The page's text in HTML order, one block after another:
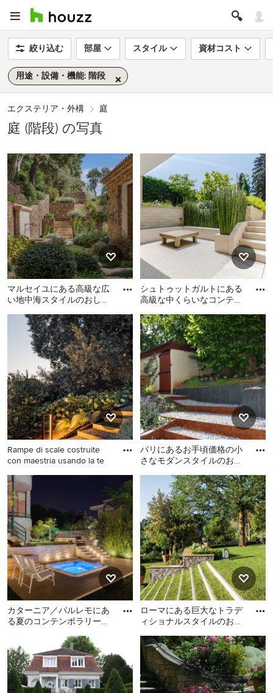
絞り込む 部屋 スタイル 資材コスト
用途・設備・機能: 階段
エクステリア・外構 庭
庭 (階段) の写真
マルセイユにある高級な広
い地中海スタイルのおしゃ
マルセイユにある高級な広
い地中海スタイルのおしゃ
れな裏庭 (階段) の写真
シュトゥットガルトにある
高級な中くらいなコンテン
れな横庭 (天然石敷き、階
段
シュトゥットガルトにある
高級な中くらいなコンテン
ポラリースタイルのおしゃ
れな横庭 (天然石敷き、階段)
の写真
Rampe di scale costruite
con maestria usando la te
他の地域にあるラグジュア
リーな中くらいな、夏のコ
ンテンポラリースタイルの
おしゃれな玄関アプローチ
(半日向、傾斜地、砂利舗
装、金属フェンス、階段) の
写真
パリにあるお手頃価格の小
さなモダンスタイルのおし
砂利舗装、石フェンス) の
パリにあるお手頃価格の小
さなモダンスタイルのおし
ゃれな庭 (階段、傾斜地、砂
利舗装、石フェンス) の写真
カターニア／パルレモにあ
る夏のコンテンポラリース
(階段、天然石敷き) の写真
カターニア／パルレモにあ
る夏のコンテンポラリース
タイルのおしゃれな裏庭 (階
段、天然石敷き) の写真
ローマにある巨大なトラデ
ィショナルスタイルのおし
段) の写真
ローマにある巨大なトラデ
ィショナルスタイルのおし
ゃれな庭 (天然石敷き、階段)
の写真